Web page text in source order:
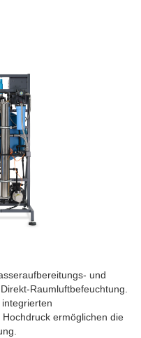
und
Raumluftbefeuchtung.
ermöglichen die